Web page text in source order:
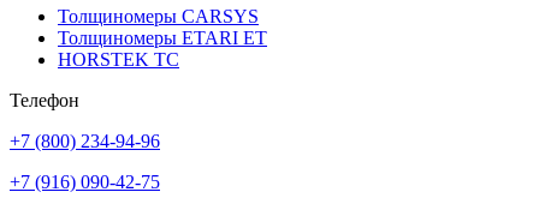
Толщиномеры CARSYS
Толщиномеры ETARI ET
HORSTEK TC
Телефон
+7 (800) 234-94-96
+7 (916) 090-42-75